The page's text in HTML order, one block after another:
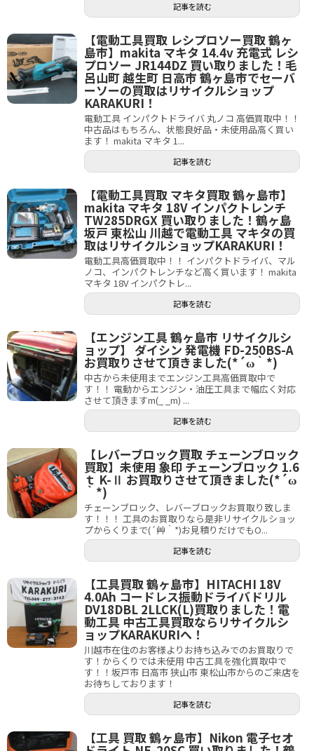
記事を読む
【電動工具買取 レシプロソー買取 鶴ヶ
島市】makita マキタ 14.4v 充電式 レシ
プロソー JR144DZ 買い取りました！毛
呂山町 越生町 日高市 鶴ヶ島市でセーバ
ーソーの買取はリサイクルショップ
KARAKURI！
電動工具 インパクトドライバ 丸ノコ 高価買取中！！
中古品はもちろん、状態良好品・未使用品高く買い
ます！ makita マキタ 1...
記事を読む
【電動工具買取 マキタ買取 鶴ヶ島市】
makita マキタ 18V インパクトレンチ
TW285DRGX 買い取りました！鶴ヶ島
坂戸 東松山 川越で電動工具 マキタの買
取はリサイクルショップKARAKURI！
電動工具高価買取中！！ インパクトドライバ、マル
ノコ、インパクトレンチなど高く買います！ makita
マキタ 18V インパクトレ...
記事を読む
【エンジン工具 鶴ヶ島市 リサイクルシ
ョップ】 ダイシン 発電機 FD-250BS-A
お買取りさせて頂きました(*´ω｀*)
中古から未使用までエンジン工具高価買取中で
す！！ 電動からエンジン・油圧工具まで幅広く対応
させて頂きますm(_ _m) ...
記事を読む
【レバーブロック買取 チェーンブロック
買取】未使用 象印 チェーンブロック 1.6
ｔ K-Ⅱ お買取りさせて頂きました(*´ω
｀*)
チェーンブロック、レバーブロックお買取り致しま
す！！！ 工具のお買取りなら是非リサイクルショッ
プからくりまで(´艸｀*)お見積りだけでもO...
記事を読む
【工具買取 鶴ヶ島市】HITACHI 18V
4.0Ah コードレス振動ドライバドリル
DV18DBL 2LLCK(L)買取りました！電
動工具 中古工具買取ならリサイクルシ
ョップKARAKURIへ！
川越市在住のお客様よりお持ち込みでのお買取りで
す！からくりでは未使用 中古工具を強化買取中で
す！！坂戸市 日高市 狭山市 東松山市からのご来店を
お待ちしております！
記事を読む
【工具 買取 鶴ヶ島市】Nikon 電子セオ